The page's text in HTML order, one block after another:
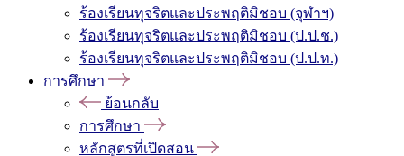
ร้องเรียนทุจริตและประพฤติมิชอบ (จุฬาฯ)
ร้องเรียนทุจริตและประพฤติมิชอบ (ป.ป.ช.)
ร้องเรียนทุจริตและประพฤติมิชอบ (ป.ป.ท.)
การศึกษา
ย้อนกลับ
การศึกษา
หลักสูตรที่เปิดสอน